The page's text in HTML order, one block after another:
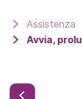
Assistenza
Avvia,